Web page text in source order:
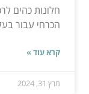
חלונות כהים
הכרחי עבור
קרא עוד »
מרץ 31, 2024